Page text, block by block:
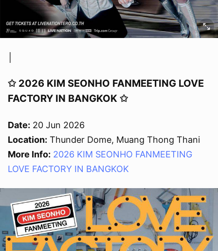
✩ 2026 KIM SEONHO FANMEETING LOVE
FACTORY IN BANGKOK ✩
Date: 20 Jun 2026
Location: Thunder Dome, Muang Thong Thani
More Info: 2026 KIM SEONHO FANMEETING
LOVE FACTORY IN BANGKOK